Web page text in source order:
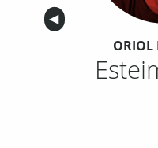
Anterior
◀︎
ORIOL